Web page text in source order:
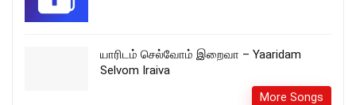
யாரிடம் செல்வோம் இறைவா – Yaaridam
Selvom Iraiva
More Songs